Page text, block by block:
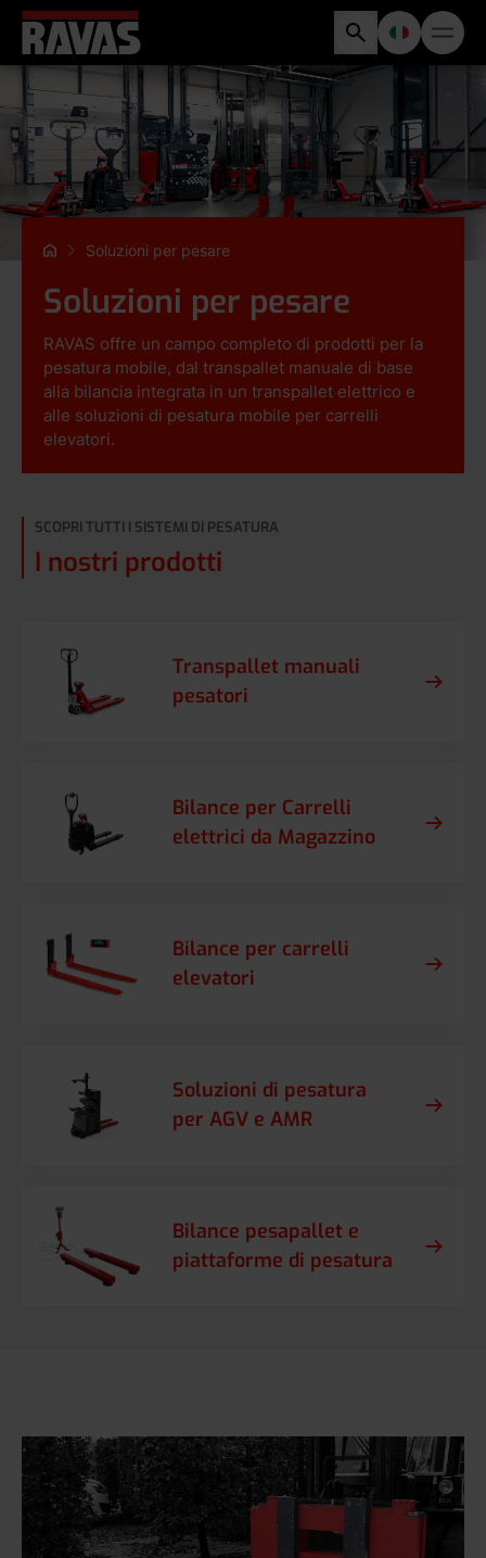
Soluzioni per pesare
Soluzioni per pesare
RAVAS offre un campo completo di prodotti per la
pesatura mobile, dal transpallet manuale di base
alla bilancia integrata in un transpallet elettrico e
alle soluzioni di pesatura mobile per carrelli
elevatori.
SCOPRI TUTTI I SISTEMI DI PESATURA
I nostri prodotti
Transpallet manuali
pesatori
Bilance per Carrelli
elettrici da Magazzino
Bilance per carrelli
elevatori
Soluzioni di pesatura
per AGV e AMR
Bilance pesapallet e
piattaforme di pesatura